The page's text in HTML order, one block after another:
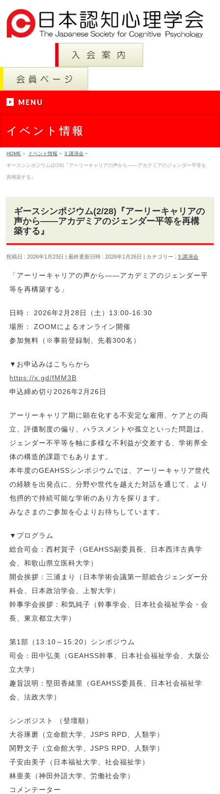
MENU
イベント情報
HOME » イベント情報 » 3 講演会 »
ギースシンポジウム(2/28)『アーリーキャリアの声から――アカデミアのジェンダー平等を
再構築する』
ギースシンポジウム(2/28)『アーリーキャリアの
声から――アカデミアのジェンダー平等を再構
築する』
投稿日 : 2026年1月23日 最終更新日時 : 2026年1月26日 カテゴリー :3 講演会
「アーリーキャリアの声から――アカデミアのジェンダー平
等を再構築する」
日時： 2026年2月28日（土）13:00-16:30
場所： ZOOMによるオンライン開催
参加無料（※事前登録制、先着300名）
▼お申込みはこちらから
https://x.gd/fMM3B
申込締め切り2026年2月26日
アーリーキャリア期に顕在化する不安定な雇用、ケアとの両
立、評価制度の偏り、ハラスメントや孤立といった問題は、
ジェンダー不平等を軸に多様な不利益が交差する、学術界全
体の構造的課題でもあります。
本年度のGEAHSSシンポジウムでは、アーリーキャリア世代
の経験を出発点に、分野や世代を越えた対話を通じて、より
包摂的で持続可能な学術のあり方を探ります。
みなさまのご参加を心よりお待ちしています。
▼プログラム
総合司会：西村賀子（GEAHSS副委員長、日本西洋古典学
会、和歌山県立医科大学）
開会挨拶：三浦まり（日本学術会議第一部総合ジェンダー分
科会、日本政治学会、上智大学）
幹事学会挨拶：和気純子（幹事学会、日本社会福祉学会・会
長、東京都立大学）
第1部（13:10～15:20）シンポジウム
司会：田中弘美（GEAHSS幹事、日本社会福祉学会、大阪公
立大学）
趣旨説明：堅田香緒里（GEAHSS委員長、日本社会福祉学
会、法政大学）
シンポジスト （登壇順）
大谷琢磨（立命館大学、JSPS RPD、人類学）
関野文子（立命館大学、JSPS RPD、人類学）
子安由美子（日本福祉大学、社会福祉学）
林亜美（神田外語大学、労働社会学）
コメンテーター